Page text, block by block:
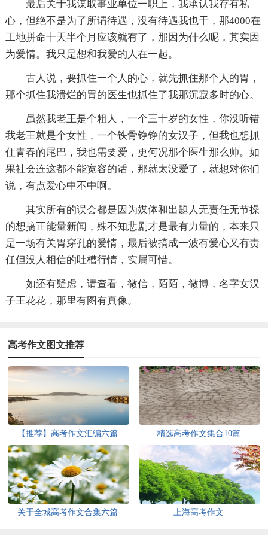
最后关于我谋取事业单位一职上，我承认我存有私
心，但绝不是为了所谓待遇，没有待遇我也干，那4000在
工地拼命十天半个月应该就有了，那因为什么呢，其实因
为爱情。我只是想和我爱的人在一起。
古人说，要抓住一个人的心，就先抓住那个人的胃，
那个抓住我溃烂的胃的医生也抓住了我那沉寂多时的心。
虽然我老王是个粗人，一个三十岁的女性，你没听错
我老王就是个女性，一个铁骨铮铮的女汉子，但我也想抓
住青春的尾巴，我也需要爱，更何况那个医生那么帅。如
果社会连这都不能宽容的话，那就太没爱了，就想对你们
说，有点爱心中不中啊。
其实所有的误会都是因为媒体和出题人无责任无节操
的想搞正能量新闻，殊不知悲剧才是最有力量的，本来只
是一场有关胃穿孔的爱情，最后被搞成一波有爱心又有责
任但没人相信的吐槽行情，实属可惜。
如还有疑虑，请查看，微信，陌陌，微博，名字女汉
子王花花，那里有图有真像。
高考作文图文推荐
【推荐】高考作文汇编六篇 精选高考作文集合10篇
关于全城高考作文合集六篇 上海高考作文